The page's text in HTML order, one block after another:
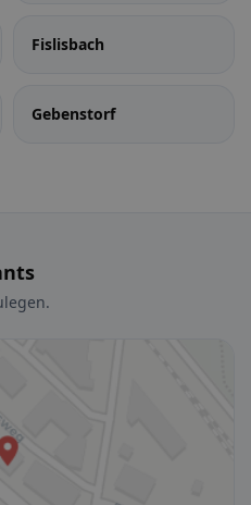
Fislisbach
Gebenstorf